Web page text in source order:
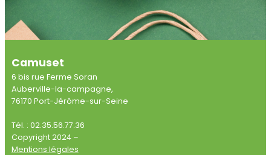
Camuset
6 bis rue Ferme Soran
Auberville-la-campagne,
76170 Port-Jérôme-sur-Seine
Tél. : 02.35.56.77.36
Copyright 2024 –
Mentions légales